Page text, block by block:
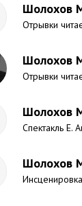
Шолохов
Отрывки
Шолохов
Отрывки
Шолохов
Спектакль Е.
Шолохов